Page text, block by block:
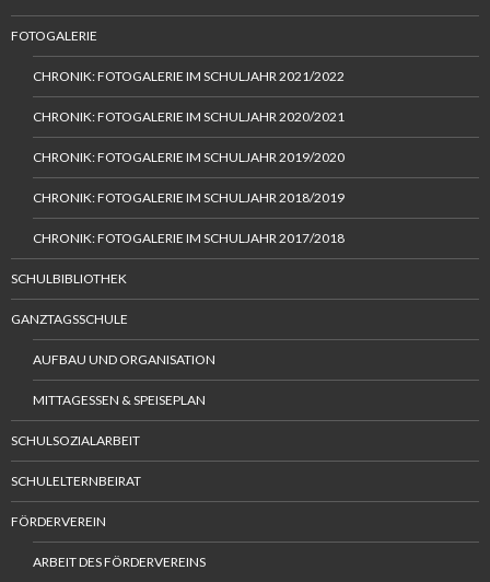
FOTOGALERIE
CHRONIK: FOTOGALERIE IM SCHULJAHR 2021/2022
CHRONIK: FOTOGALERIE IM SCHULJAHR 2020/2021
CHRONIK: FOTOGALERIE IM SCHULJAHR 2019/2020
CHRONIK: FOTOGALERIE IM SCHULJAHR 2018/2019
CHRONIK: FOTOGALERIE IM SCHULJAHR 2017/2018
SCHULBIBLIOTHEK
GANZTAGSSCHULE
AUFBAU UND ORGANISATION
MITTAGESSEN & SPEISEPLAN
SCHULSOZIALARBEIT
SCHULELTERNBEIRAT
FÖRDERVEREIN
ARBEIT DES FÖRDERVEREINS